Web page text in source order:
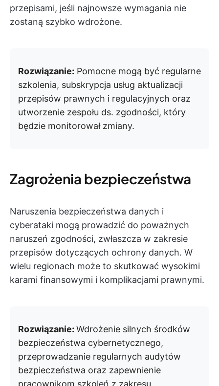
przepisami, jeśli najnowsze wymagania nie
zostaną szybko wdrożone.
Rozwiązanie: Pomocne mogą być regularne
szkolenia, subskrypcja usług aktualizacji
przepisów prawnych i regulacyjnych oraz
utworzenie zespołu ds. zgodności, który
będzie monitorował zmiany.
Zagrożenia bezpieczeństwa
Naruszenia bezpieczeństwa danych i
cyberataki mogą prowadzić do poważnych
naruszeń zgodności, zwłaszcza w zakresie
przepisów dotyczących ochrony danych. W
wielu regionach może to skutkować wysokimi
karami finansowymi i komplikacjami prawnymi.
Rozwiązanie: Wdrożenie silnych środków
bezpieczeństwa cybernetycznego,
przeprowadzanie regularnych audytów
bezpieczeństwa oraz zapewnienie
pracownikom szkoleń z zakresu